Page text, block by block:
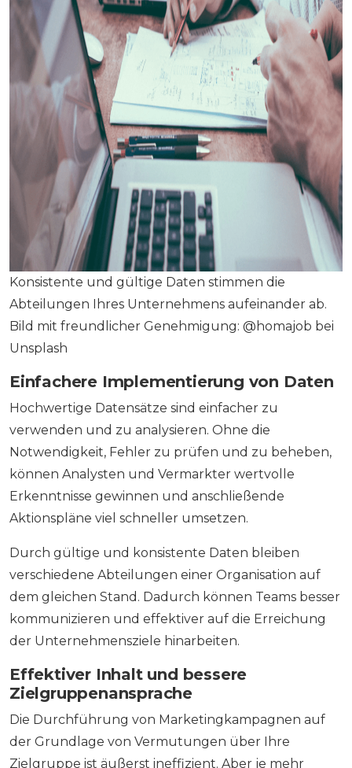
Konsistente und gültige Daten stimmen die
Abteilungen Ihres Unternehmens aufeinander ab.
Bild mit freundlicher Genehmigung: @homajob bei
Unsplash
Einfachere Implementierung von Daten
Hochwertige Datensätze sind einfacher zu
verwenden und zu analysieren. Ohne die
Notwendigkeit, Fehler zu prüfen und zu beheben,
können Analysten und Vermarkter wertvolle
Erkenntnisse gewinnen und anschließende
Aktionspläne viel schneller umsetzen.
Durch gültige und konsistente Daten bleiben
verschiedene Abteilungen einer Organisation auf
dem gleichen Stand. Dadurch können Teams besser
kommunizieren und effektiver auf die Erreichung
der Unternehmensziele hinarbeiten.
Effektiver Inhalt und bessere
Zielgruppenansprache
Die Durchführung von Marketingkampagnen auf
der Grundlage von Vermutungen über Ihre
Zielgruppe ist äußerst ineffizient. Aber je mehr